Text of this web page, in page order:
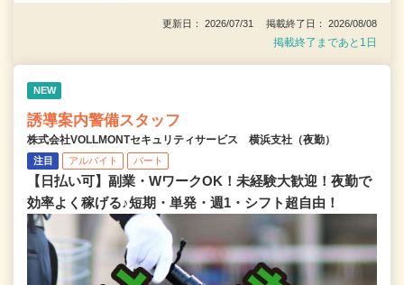
更新日： 2026/07/31 掲載終了日： 2026/08/08
掲載終了まであと1日
NEW
誘導案内警備スタッフ
株式会社VOLLMONTセキュリティサービス 横浜支社（夜勤）
注目 アルバイト パート
【日払い可】副業・WワークOK！未経験大歓迎！夜勤で
効率よく稼げる♪短期・単発・週1・シフト超自由！